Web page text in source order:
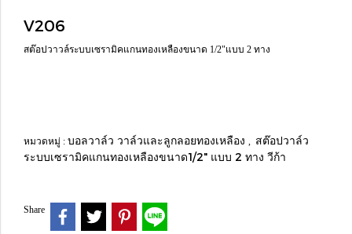
V206
สต๊อปวาวล์ระบบเซรามิคแกนทองเหลืองขนาด 1/2"แบบ 2 ทาง
หมวดหมู่ : บอลวาล์ว วาล์วและลูกลอยทองเหลือง , สต๊อปวาล์ว
ระบบเซรามิคแกนทองเหลืองขนาด1/2" แบบ 2 ทาง วีก้า
Share